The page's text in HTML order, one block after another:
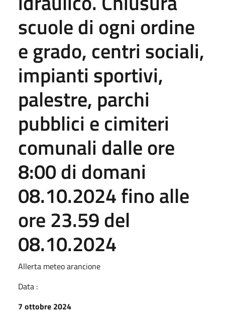
scuole di ogni ordine
e grado, centri sociali,
impianti sportivi,
palestre, parchi
pubblici e cimiteri
comunali dalle ore
8:00 di domani
08.10.2024 fino alle
ore 23.59 del
08.10.2024
Allerta meteo arancione
Data :
7 ottobre 2024